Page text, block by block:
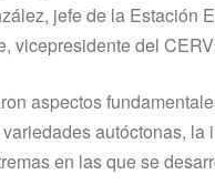
jefe de la
vicepresidente del
aspectos
autóctonas,
en las que se